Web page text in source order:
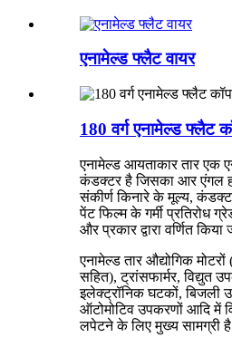
एनामेल्ड फ्लैट वायर
180 वर्ग एनामेल्ड फ्लैट
एनामेल्ड आयताकार तार एक
कंडक्टर है जिसका आर एंगल
संकीर्ण किनारे के मूल्य,
पेंट फिल्म के गर्मी प्रतिरोध
और प्रकार द्वारा वर्णित किया
एनामेल्ड तार औद्योगिक
सहित), ट्रांसफार्मर, विद्युत
इलेक्ट्रॉनिक घटकों, बिजली
ऑटोमोटिव उपकरणों आदि में
लपेटने के लिए मुख्य सामग्री